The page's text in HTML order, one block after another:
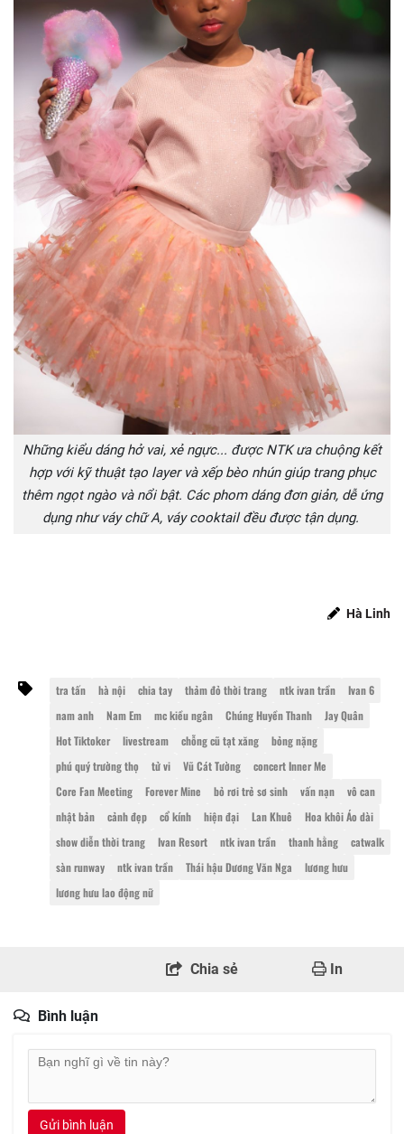
Những kiểu dáng hở vai, xẻ ngực... được NTK ưa chuộng kết
hợp với kỹ thuật tạo layer và xếp bèo nhún giúp trang phục
thêm ngọt ngào và nổi bật. Các phom dáng đơn giản, dễ ứng
dụng như váy chữ A, váy cooktail đều được tận dụng.
Hà Linh
tra tấn hà nội chia tay thảm đỏ thời trang ntk ivan trần
Ivan 6
nam anh
Nam Em mc kiều ngân Chúng Huyền Thanh
Jay Quân
Hot Tiktoker
livestream chỗng cũ tạt xăng
bỏng nặng
phú quý trường thọ
tử vi Vũ Cát Tường
concert Inner Me
Core Fan Meeting
Forever Mine bỏ rơi trẻ sơ sinh vấn nạn
vô can
nhật bản
cảnh đẹp cổ kính hiện đại Lan Khuê
Hoa khôi Áo dài
show diễn thời trang
Ivan Resort ntk ivan trần thanh hằng
catwalk
sàn runway
ntk ivan trần Thái hậu Dương Văn Nga
lương hưu
lương hưu lao động nữ
Chia sẻ In
Bình luận
Gửi bình luận